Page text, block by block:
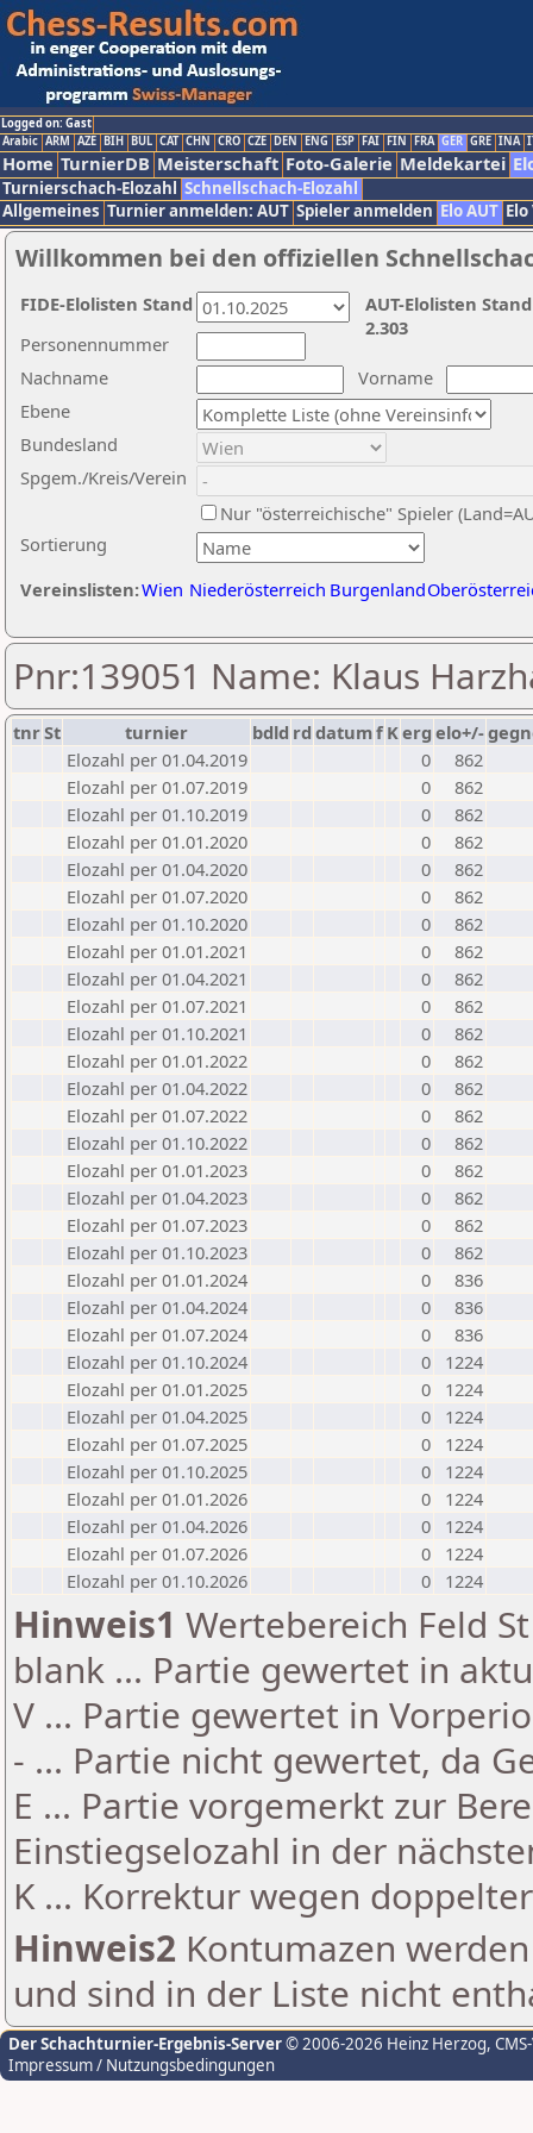
Logged on: Gast
Arabic ARM AZE BIH BUL CAT CHN CRO CZE DEN ENG ESP FAI FIN FRA GER GRE INA
Home TurnierDB Meisterschaft Foto-Galerie Meldekartei
Turnierschach-Elozahl Schnellschach-Elozahl
Allgemeines Turnier anmelden: AUT Spieler anmelden Elo AUT
Willkommen bei den offiziellen
Nachname
Vorname
Ebene
Sortierung
Personennummer
Bundesland
Spgem./Kreis/Verein
Nur "österreichische" Spieler
Vereinslisten:Wien Niederösterreich Burgenland
AUT-Elolisten
2.303
FIDE-Elolisten Stand
Pnr:139051 Name: Klaus
tnrSt turnier bdld rd datumf Kerg elo+/-
Elozahl per 01.04.2019
0
862
Elozahl per 01.07.2019
0
862
Elozahl per 01.10.2019
0
862
Elozahl per 01.01.2020
0
862
Elozahl per 01.04.2020
0
862
Elozahl per 01.07.2020
0
862
Elozahl per 01.10.2020
0
862
Elozahl per 01.01.2021
0
862
Elozahl per 01.04.2021
0
862
Elozahl per 01.07.2021
0
862
Elozahl per 01.10.2021
0
862
Elozahl per 01.01.2022
0
862
Elozahl per 01.04.2022
0
862
Elozahl per 01.07.2022
0
862
Elozahl per 01.10.2022
0
862
Elozahl per 01.01.2023
0
862
Elozahl per 01.04.2023
0
862
Elozahl per 01.07.2023
0
862
Elozahl per 01.10.2023
0
862
Elozahl per 01.01.2024
0
836
Elozahl per 01.04.2024
0
836
Elozahl per 01.07.2024
0
836
Elozahl per 01.10.2024
0
1224
Elozahl per 01.01.2025
0
1224
Elozahl per 01.04.2025
0
1224
Elozahl per 01.07.2025
0
1224
Elozahl per 01.10.2025
0
1224
Elozahl per 01.01.2026
0
1224
Elozahl per 01.04.2026
0
1224
Elozahl per 01.07.2026
0
1224
Elozahl per 01.10.2026
0 1224
Hinweis1 Wertebereich Feld
blank ... Partie gewertet in
V ... Partie gewertet in
- ... Partie nicht gewertet, da
E ... Partie vorgemerkt zur
Einstiegselozahl in der
K ... Korrektur wegen
Hinweis2 Kontumazen
und sind in der Liste nicht
Der Schachturnier-Ergebnis-Server© 2006-2026 Heinz Herzog,
Impressum / Nutzungsbedingungen